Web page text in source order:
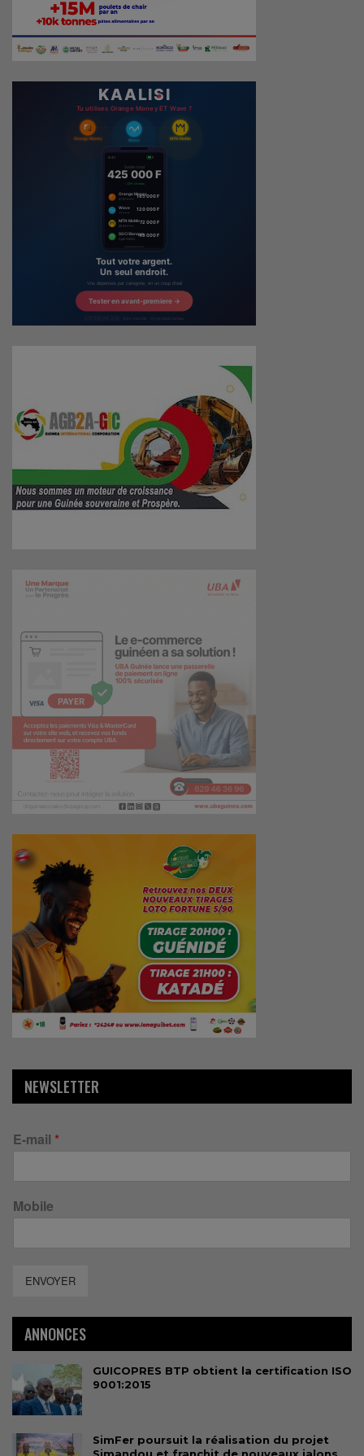
NEWSLETTER
E-mail *
Mobile
ENVOYER
ANNONCES
GUICOPRES BTP obtient la certification ISO
9001:2015
SimFer poursuit la réalisation du projet